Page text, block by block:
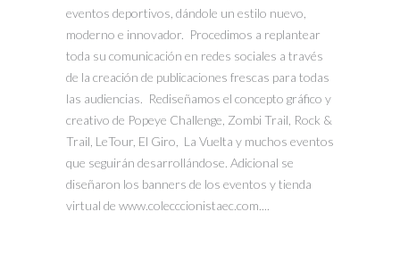
eventos deportivos, dándole un estilo nuevo,
moderno e innovador. Procedimos a replantear
toda su comunicación en redes sociales a través
de la creación de publicaciones frescas para todas
las audiencias. Rediseñamos el concepto gráfico y
creativo de Popeye Challenge, Zombi Trail, Rock &
Trail, LeTour, El Giro, La Vuelta y muchos eventos
que seguirán desarrollándose. Adicional se
diseñaron los banners de los eventos y tienda
virtual de www.colecccionistaec.com....